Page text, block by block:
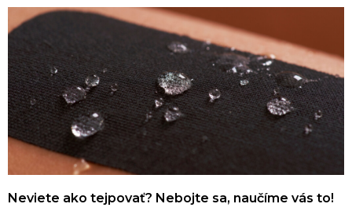
Neviete ako tejpovať? Nebojte sa, naučíme vás to!